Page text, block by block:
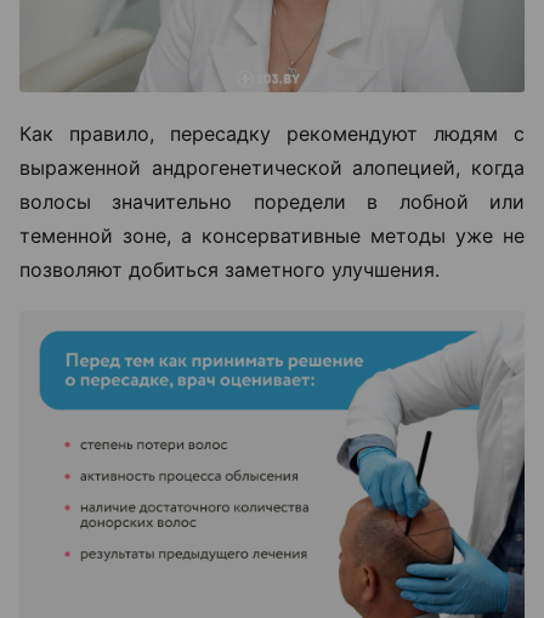
Как правило, пересадку рекомендуют людям с
выраженной андрогенетической алопецией, когда
волосы значительно поредели в лобной или
теменной зоне, а консервативные методы уже не
позволяют добиться заметного улучшения.